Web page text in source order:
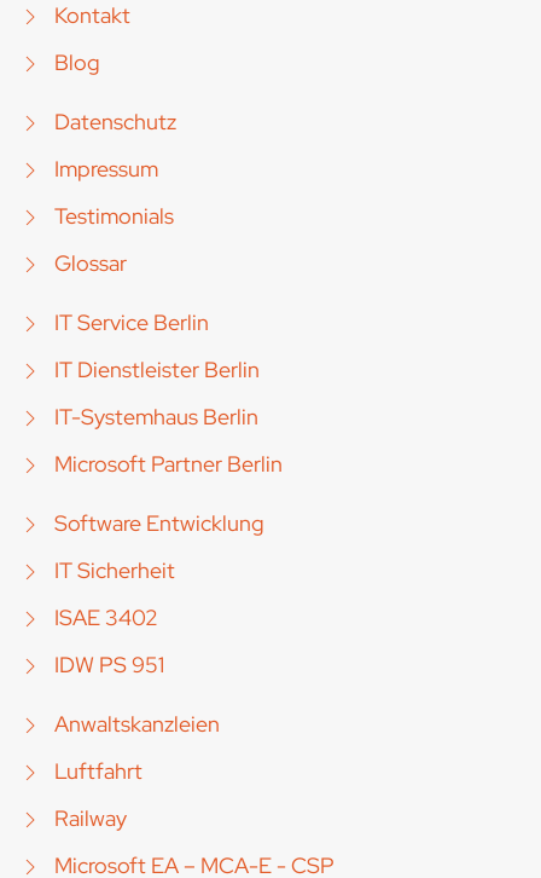
Kontakt
Blog
Datenschutz
Impressum
Testimonials
Glossar
IT Service Berlin
IT Dienstleister Berlin
IT-Systemhaus Berlin
Microsoft Partner Berlin
Software Entwicklung
IT Sicherheit
ISAE 3402
IDW PS 951
Anwaltskanzleien
Luftfahrt
Railway
Microsoft EA – MCA-E - CSP